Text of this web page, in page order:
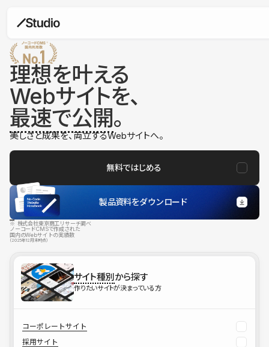
理想を叶える
Webサイトを、
最速で公開。
美しさと成果を、両立するWebサイトへ。
無料ではじめる
製品資料をダウンロード
※ 株式会社東京商工リサーチ調べ
ノーコードCMSで作成された
国内のWebサイトの実績数
（2025年12月末時点）
サイト種別から探す
作りたいサイトが決まっている方
コーポレートサイト
採用サイト